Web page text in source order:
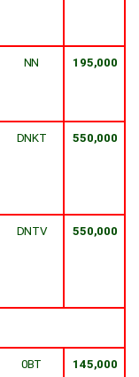
NN 195,000
DNKT 550,000
DNTV 550,000
0BT 145,000